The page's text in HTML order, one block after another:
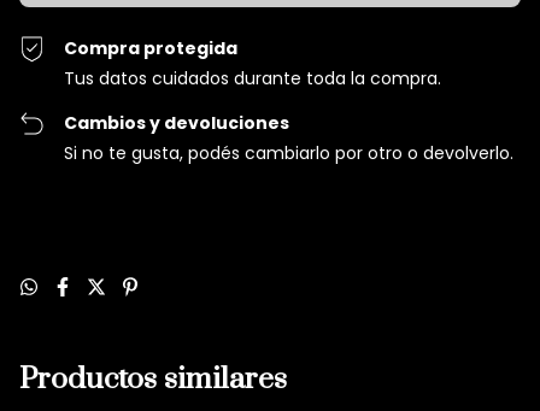
Compra protegida
Tus datos cuidados durante toda la compra.
Cambios y devoluciones
Si no te gusta, podés cambiarlo por otro o devolverlo.
Productos similares